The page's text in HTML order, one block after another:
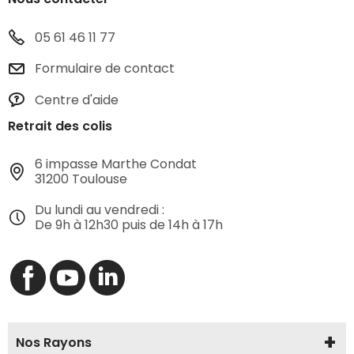
05 61 46 11 77
Formulaire de contact
Centre d'aide
Retrait des colis
6 impasse Marthe Condat
31200 Toulouse
Du lundi au vendredi :
De 9h à 12h30 puis de 14h à 17h
Nos Rayons